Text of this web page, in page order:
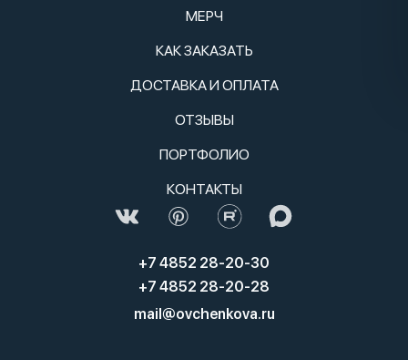
МЕРЧ
КАК ЗАКАЗАТЬ
ДОСТАВКА И ОПЛАТА
ОТЗЫВЫ
ПОРТФОЛИО
КОНТАКТЫ
+7 4852 28-20-30
+7 4852 28-20-28
mail@ovchenkova.ru